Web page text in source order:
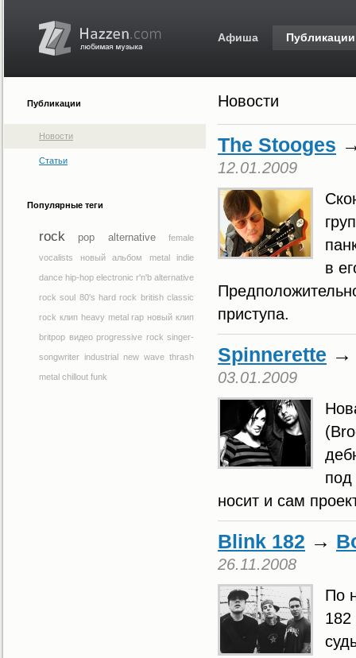
Афиша Публикации
Новости
The Stooges
12.01.2009
в
приступа.
Spinnerette
03.01.2009
под
носит и сам
Blink 182 →
26.11.2008
По
Публикации
Новости
Статьи
Популярные теги
rock pop alternative female
vocalists новый альбом metal indie
dance hip-hop electronic r'n'b alternative
rock soul 80's hard rock british classic
rock клип heavy metal rap новый клип
britpop видео progressive rock singer-
songwriter industrial new wave thrash
metal chillout funk